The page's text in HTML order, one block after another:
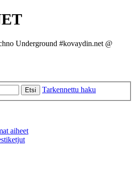
Underground #kovaydin.net @
Etsi Tarkennettu haku
aiheet